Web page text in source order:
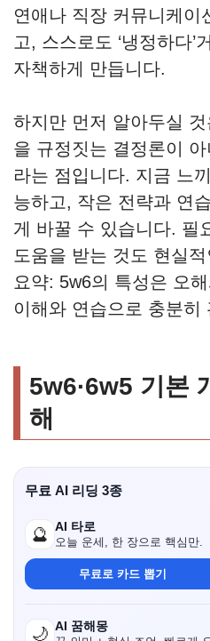
연애나 직장 커뮤니케이
고, 스스로도 ‘냉정하다’
자책하게 만듭니다.
하지만 먼저 알아두실
을 규정짓는 결정론이
라는 점입니다. 지금 느
능하고, 작은 전략과 연
게 바꿀 수 있습니다. 필
도움을 받는 것도 현실
요약: 5w6의 특성은 오
이해와 연습으로 충분히
5w6·6w5 기본
해
무료 AI 리딩 3종
🔮 AI 타로
오늘 운세, 한 장으로 핵심만.
무료로 카드 뽑기
🌙 AI 꿈해몽